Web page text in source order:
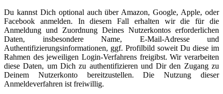
Du kannst Dich optional auch über Amazon, Google, Apple, oder
Facebook anmelden. In diesem Fall erhalten wir die für die
Anmeldung und Zuordnung Deines Nutzerkontos erforderlichen
Daten, insbesondere Name, E-Mail-Adresse und
Authentifizierungsinformationen, ggf. Profilbild soweit Du diese im
Rahmen des jeweiligen Login-Verfahrens freigibst. Wir verarbeiten
diese Daten, um Dich zu authentifizieren und Dir den Zugang zu
Deinem Nutzerkonto bereitzustellen. Die Nutzung dieser
Anmeldeverfahren ist freiwillig.